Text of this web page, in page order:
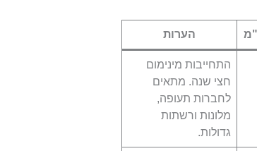
הערות
התחייבות מינימום
חצי שנה. מתאים
לחברות תעופה,
מלונות ורשתות
גדולות.